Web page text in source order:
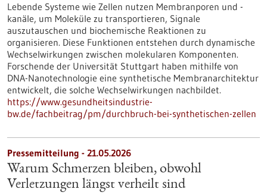
Lebende Systeme wie Zellen nutzen Membranporen und -
kanäle, um Moleküle zu transportieren, Signale
auszutauschen und biochemische Reaktionen zu
organisieren. Diese Funktionen entstehen durch dynamische
Wechselwirkungen zwischen molekularen Komponenten.
Forschende der Universität Stuttgart haben mithilfe von
DNA-Nanotechnologie eine synthetische Membranarchitektur
entwickelt, die solche Wechselwirkungen nachbildet.
https://www.gesundheitsindustrie-
bw.de/fachbeitrag/pm/durchbruch-bei-synthetischen-zellen
Pressemitteilung - 21.05.2026
Warum Schmerzen bleiben, obwohl
Verletzungen längst verheilt sind